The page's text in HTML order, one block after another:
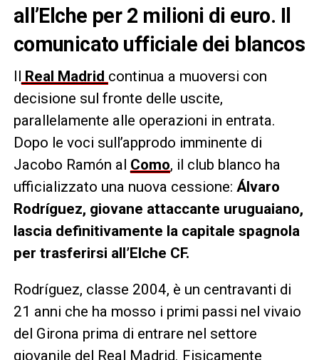
all’Elche per 2 milioni di euro. Il
comunicato ufficiale dei blancos
Il Real Madrid continua a muoversi con
decisione sul fronte delle uscite,
parallelamente alle operazioni in entrata.
Dopo le voci sull’approdo imminente di
Jacobo Ramón al Como, il club blanco ha
ufficializzato una nuova cessione: Álvaro
Rodríguez, giovane attaccante uruguaiano,
lascia definitivamente la capitale spagnola
per trasferirsi all’Elche CF.
Rodríguez, classe 2004, è un centravanti di
21 anni che ha mosso i primi passi nel vivaio
del Girona prima di entrare nel settore
giovanile del Real Madrid. Fisicamente